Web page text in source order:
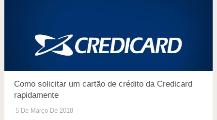
Como solicitar um cartão de crédito da Credicard
rapidamente
5 De Março De 2018